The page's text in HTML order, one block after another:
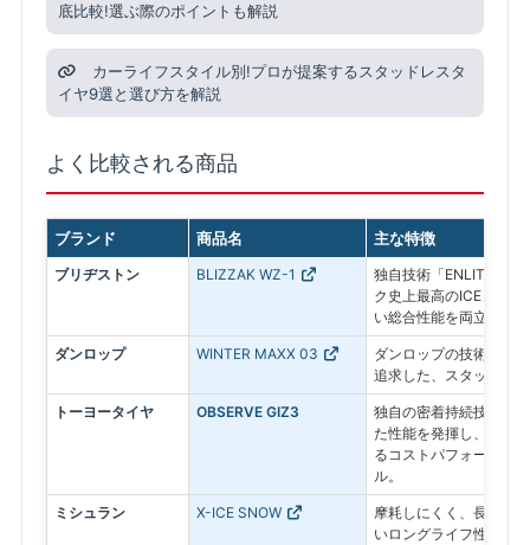
底比較!選ぶ際のポイントも解説
カーライフスタイル別!プロが提案するスタッドレスタ
イヤ9選と選び方を解説
よく比較される商品
ブランド 商品名 主な特徴
ブリヂストン BLIZZAK WZ-1
独自技術「ENLITEN」
ク史上最高のICEコント
い総合性能を両立した
ダンロップ WINTER MAXX 03
ダンロップの技術で氷
追求した、スタッドレ
トーヨータイヤ OBSERVE GIZ3
独自の密着持続技術に
た性能を発揮し、その
るコストパフォーマン
ル。
ミシュラン X-ICE SNOW
摩耗しにくく、長期間
いロングライフ性能が